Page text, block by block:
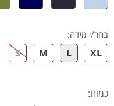
בחר/י מידה:
XL
L
M
S
כמות: